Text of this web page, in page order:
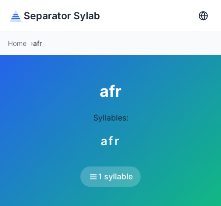
Separator Sylab
Home afr
afr
Syllables:
afr
1 syllable